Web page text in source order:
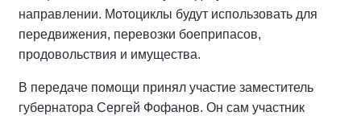
направлении. Мотоциклы будут использовать для
передвижения, перевозки боеприпасов,
продовольствия и имущества.
В передаче помощи принял участие заместитель
губернатора Сергей Фофанов. Он сам участник